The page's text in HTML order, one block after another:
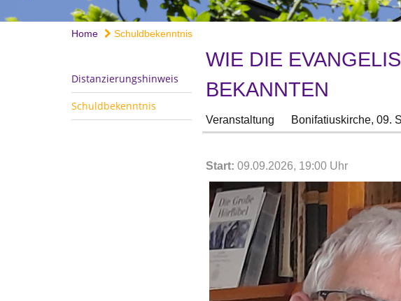
Home Schuldbekenntnis
Distanzierungshinweis
Schuldbekenntnis
WIE DIE
BEKANNTEN
Veranstaltung Bonifatiuskirche, 09.
Start: 09.09.2026, 19:00 Uhr